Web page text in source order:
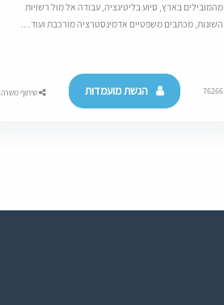
מהמובילים בארץ, סיוע בליטיגציה, עבודה אל מול רשויות
השונות, מכתבים משפטיים אדמינסטרציה מורכבת ועוד....
76266 הגשת מועמדות שיתוף משרה